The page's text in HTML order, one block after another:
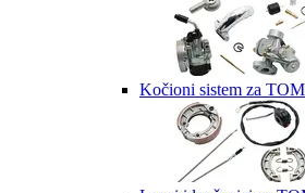
Kočioni sistem za